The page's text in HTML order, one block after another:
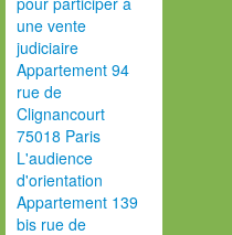
une vente
judiciaire
Appartement 94
rue de
Clignancourt
75018 Paris
L'audience
d'orientation
Appartement 139
bis rue de